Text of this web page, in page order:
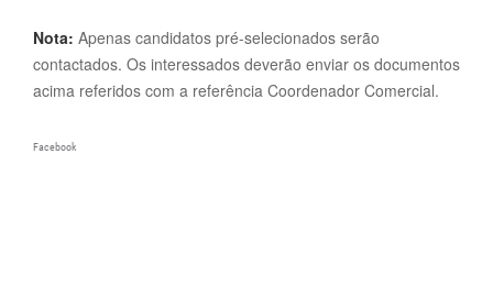
Nota: Apenas candidatos pré-selecionados serão
contactados. Os interessados deverão enviar os documentos
acima referidos com a referência Coordenador Comercial.
Facebook